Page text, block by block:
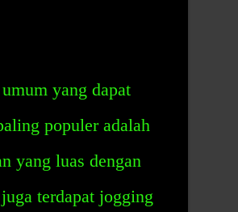
yang dapat
populer adalah
yang luas dengan
terdapat jogging